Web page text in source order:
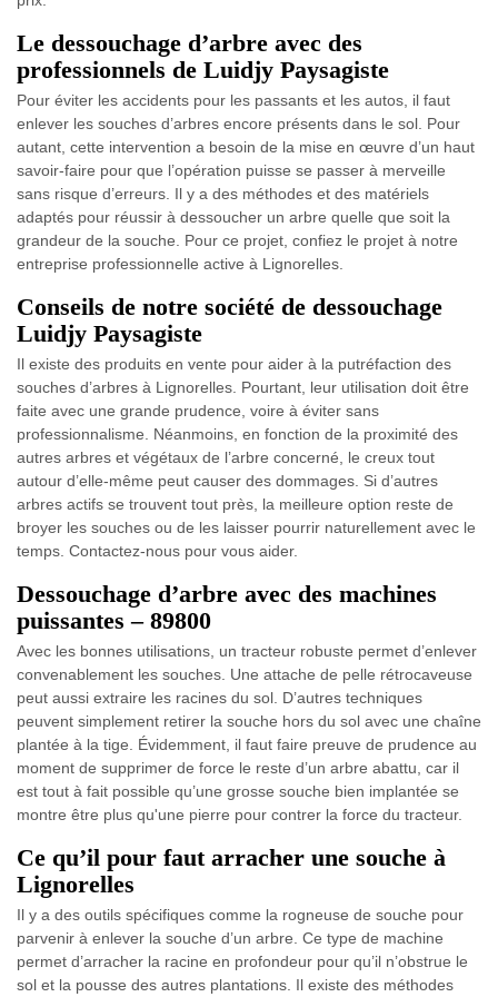
Le dessouchage d’arbre avec des
professionnels de Luidjy Paysagiste
Pour éviter les accidents pour les passants et les autos, il faut
enlever les souches d’arbres encore présents dans le sol. Pour
autant, cette intervention a besoin de la mise en œuvre d’un haut
savoir-faire pour que l’opération puisse se passer à merveille
sans risque d’erreurs. Il y a des méthodes et des matériels
adaptés pour réussir à dessoucher un arbre quelle que soit la
grandeur de la souche. Pour ce projet, confiez le projet à notre
entreprise professionnelle active à Lignorelles.
Conseils de notre société de dessouchage
Luidjy Paysagiste
Il existe des produits en vente pour aider à la putréfaction des
souches d’arbres à Lignorelles. Pourtant, leur utilisation doit être
faite avec une grande prudence, voire à éviter sans
professionnalisme. Néanmoins, en fonction de la proximité des
autres arbres et végétaux de l’arbre concerné, le creux tout
autour d’elle-même peut causer des dommages. Si d’autres
arbres actifs se trouvent tout près, la meilleure option reste de
broyer les souches ou de les laisser pourrir naturellement avec le
temps. Contactez-nous pour vous aider.
Dessouchage d’arbre avec des machines
puissantes – 89800
Avec les bonnes utilisations, un tracteur robuste permet d’enlever
convenablement les souches. Une attache de pelle rétrocaveuse
peut aussi extraire les racines du sol. D’autres techniques
peuvent simplement retirer la souche hors du sol avec une chaîne
plantée à la tige. Évidemment, il faut faire preuve de prudence au
moment de supprimer de force le reste d’un arbre abattu, car il
est tout à fait possible qu’une grosse souche bien implantée se
montre être plus qu'une pierre pour contrer la force du tracteur.
Ce qu’il pour faut arracher une souche à
Lignorelles
Il y a des outils spécifiques comme la rogneuse de souche pour
parvenir à enlever la souche d’un arbre. Ce type de machine
permet d’arracher la racine en profondeur pour qu’il n’obstrue le
sol et la pousse des autres plantations. Il existe des méthodes